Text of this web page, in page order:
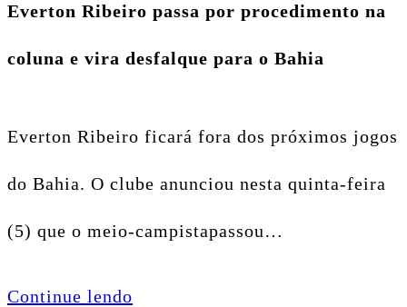
Everton Ribeiro passa por procedimento na
coluna e vira desfalque para o Bahia
Everton Ribeiro ficará fora dos próximos jogos
do Bahia. O clube anunciou nesta quinta-feira
(5) que o meio-campistapassou…
Continue lendo